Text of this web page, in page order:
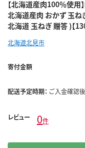
【北海道産肉100％使用
北海道産肉 おかず 玉ね
北海道 玉ねぎ 贈答 )【
北海道北見市
寄付金額
配送予定時期： ご入金確認
レビュー 0件